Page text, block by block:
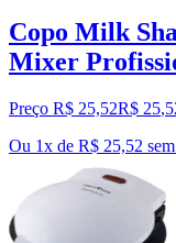
Copo Milk
Mixer
Preço R$ 25,52R$ 25,
Ou 1x de R$ 25,52